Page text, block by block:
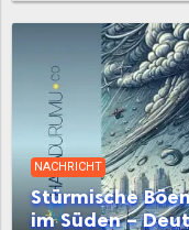
Bestensee
Blankenfelde
Calau
Dallgow-Döberitz
NACHRICHT
Stürmische
im Süden –